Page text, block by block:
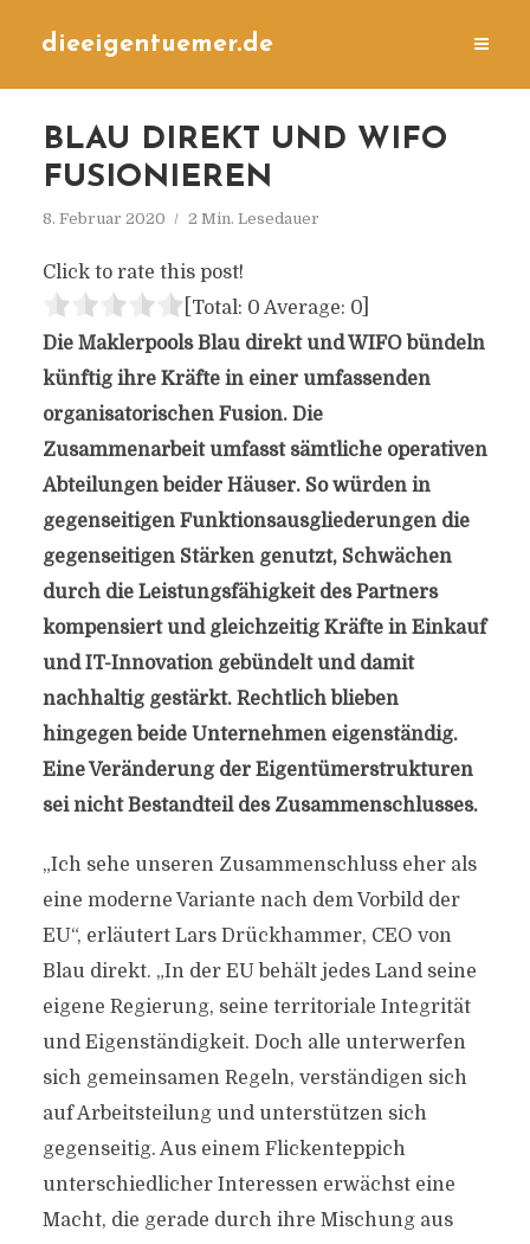
dieeigentuemer.de
BLAU DIREKT UND WIFO
FUSIONIEREN
8. Februar 2020 2 Min. Lesedauer
Click to rate this post!
[Total: 0 Average: 0]
Die Maklerpools Blau direkt und WIFO bündeln
künftig ihre Kräfte in einer umfassenden
organisatorischen Fusion. Die
Zusammenarbeit umfasst sämtliche operativen
Abteilungen beider Häuser. So würden in
gegenseitigen Funktionsausgliederungen die
gegenseitigen Stärken genutzt, Schwächen
durch die Leistungsfähigkeit des Partners
kompensiert und gleichzeitig Kräfte in Einkauf
und IT-Innovation gebündelt und damit
nachhaltig gestärkt. Rechtlich blieben
hingegen beide Unternehmen eigenständig.
Eine Veränderung der Eigentümerstrukturen
sei nicht Bestandteil des Zusammenschlusses.
„Ich sehe unseren Zusammenschluss eher als
eine moderne Variante nach dem Vorbild der
EU“, erläutert Lars Drückhammer, CEO von
Blau direkt. „In der EU behält jedes Land seine
eigene Regierung, seine territoriale Integrität
und Eigenständigkeit. Doch alle unterwerfen
sich gemeinsamen Regeln, verständigen sich
auf Arbeitsteilung und unterstützen sich
gegenseitig. Aus einem Flickenteppich
unterschiedlicher Interessen erwächst eine
Macht, die gerade durch ihre Mischung aus